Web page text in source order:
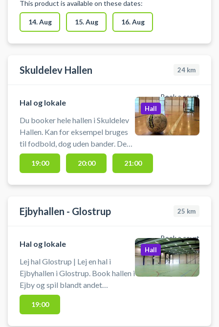
This product is available on these dates:
14. Aug 15. Aug 16. Aug
Skuldelev Hallen 24 km
Book a court
Hal og lokale
Du booker hele hallen i Skuldelev
Hallen. Kan for eksempel bruges
til fodbold, dog uden bander. Der
skal selv bedbringes fodbold. Der
er mulighed for omklædning. Hvis
Hall
19:00 20:00 21:00
Ejbyhallen - Glostrup 25 km
Book a court
Hal og lokale
Lej hal Glostrup | Lej en hal i
Ejbyhallen i Glostrup. Book hallen i
Ejby og spil blandt andet
indendørs fodbold i Glostrup.
Booking af hallen kan foruden
Hall
19:00